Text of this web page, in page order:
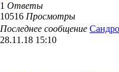
1 Ответы
10516 Просмотры
Последнее сообщение Сандро
28.11.18 15:10